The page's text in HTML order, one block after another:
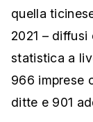
quella
2021 –
statistica a
966 imprese
ditte e 901